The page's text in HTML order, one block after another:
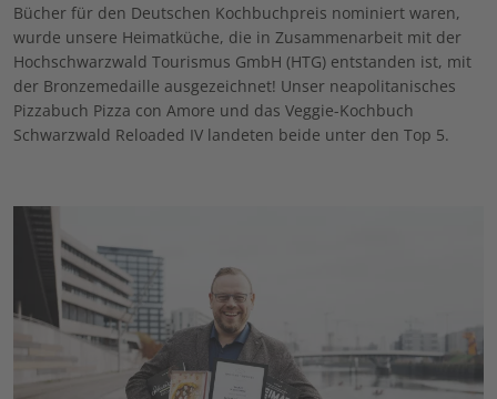
Bücher für den Deutschen Kochbuchpreis nominiert waren,
wurde unsere Heimatküche, die in Zusammenarbeit mit der
Hochschwarzwald Tourismus GmbH (HTG) entstanden ist, mit
der Bronzemedaille ausgezeichnet! Unser neapolitanisches
Pizzabuch Pizza con Amore und das Veggie-Kochbuch
Schwarzwald Reloaded IV landeten beide unter den Top 5.